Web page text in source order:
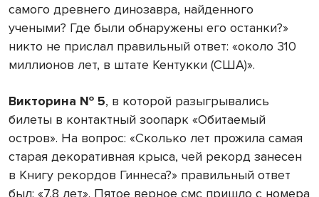
самого древнего динозавра, найденного
учеными? Где были обнаружены его останки?»
никто не прислал правильный ответ: «около 310
миллионов лет, в штате Кентукки (США)».
Викторина № 5, в которой разыгрывались
билеты в контактный зоопарк «Обитаемый
остров». На вопрос: «Сколько лет прожила самая
старая декоративная крыса, чей рекорд занесен
в Книгу рекордов Гиннеса?» правильный ответ
был: «7,8 лет». Пятое верное смс пришло с номера